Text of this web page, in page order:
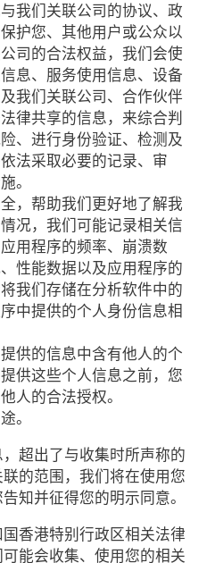
我们关联公司的协议、政
护您、其他用户或公众以
司的合法权益，我们会使
息、服务使用信息、设备
我们关联公司、合作伙伴
律共享的信息，来综合判
、进行身份验证、检测及
法采取必要的记录、审
。
，帮助我们更好地了解我
况，我们可能记录相关信
用程序的频率、崩溃数
性能数据以及应用程序的
我们存储在分析软件中的
中提供的个人身份信息相
供的信息中含有他人的个
供这些个人信息之前，您
人的合法授权。
。
超出了与收集时所声称的
的范围，我们将在使用您
知并征得您的明示同意。
香港特别行政区相关法律
能会收集、使用您的相关